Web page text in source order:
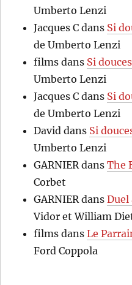
Umberto Lenzi
Jacques C dans Si
de Umberto Lenzi
films dans Si
Umberto Lenzi
Jacques C dans Si
de Umberto Lenzi
David dans Si
Umberto Lenzi
GARNIER dansThe
Corbet
GARNIER dansDuel
Vidor et William
films dansLe
Ford Coppola